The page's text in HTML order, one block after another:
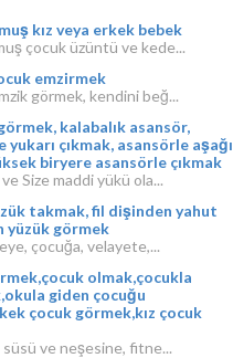
kız veya erkek bebek
çocuk üzüntü ve kede...
emzirmek
görmek, kendini beğ...
kalabalık asansör,
yukarı çıkmak, asansörle aşağı
biryere asansörle çıkmak
ve Size maddi yükü ola...
takmak, fil dişinden yahut
yüzük görmek
çocuğa, velayete,...
olmak,çocukla
giden çocuğu
çocuk görmek,kız çocuk
süsü ve neşesine, fitne...